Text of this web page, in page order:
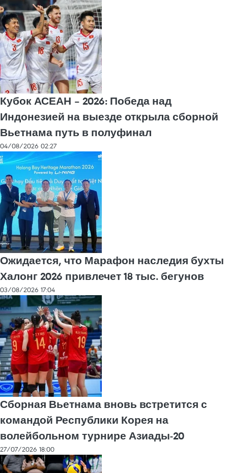
Кубок АСЕАН – 2026: Победа над
Индонезией на выезде открыла сборной
Вьетнама путь в полуфинал
04/08/2026 02:27
Ожидается, что Марафон наследия бухты
Халонг 2026 привлечет 18 тыс. бегунов
03/08/2026 17:04
Сборная Вьетнама вновь встретится с
командой Республики Корея на
волейбольном турнире Азиады-20
27/07/2026 18:00